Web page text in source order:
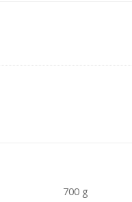
700 g